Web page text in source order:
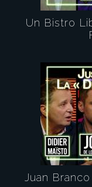
Un Bistro
Juan